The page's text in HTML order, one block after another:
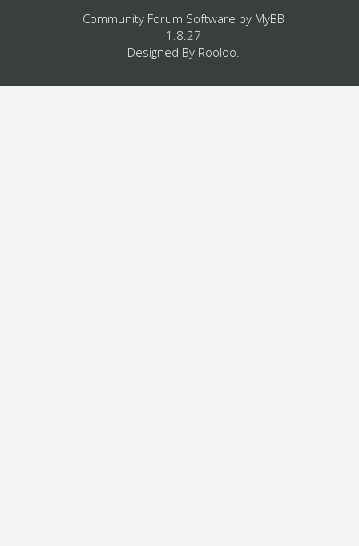
Community Forum Software by MyBB
1.8.27
Designed By Rooloo.